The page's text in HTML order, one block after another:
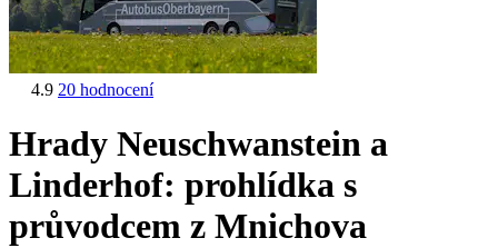
4.9 20 hodnocení
Hrady Neuschwanstein a
Linderhof: prohlídka s
průvodcem z Mnichova